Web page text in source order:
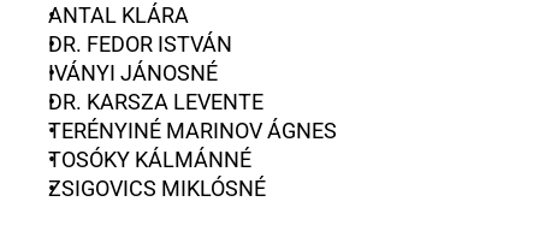
ANTAL KLÁRA
DR. FEDOR ISTVÁN
IVÁNYI JÁNOSNÉ
DR. KARSZA LEVENTE
TERÉNYINÉ MARINOV ÁGNES
TOSÓKY KÁLMÁNNÉ
ZSIGOVICS MIKLÓSNÉ